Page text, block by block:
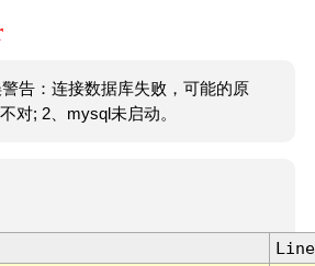
告：连接数据库失败，可能的原
对; 2、mysql未启动。
Line